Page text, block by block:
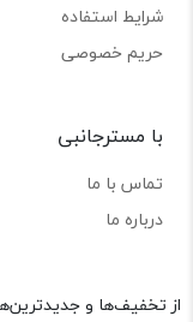
شرایط استفاده
حریم خصوصی
با مسترجانبی
تماس با ما
درباره ما
از تخفیف‌ها و